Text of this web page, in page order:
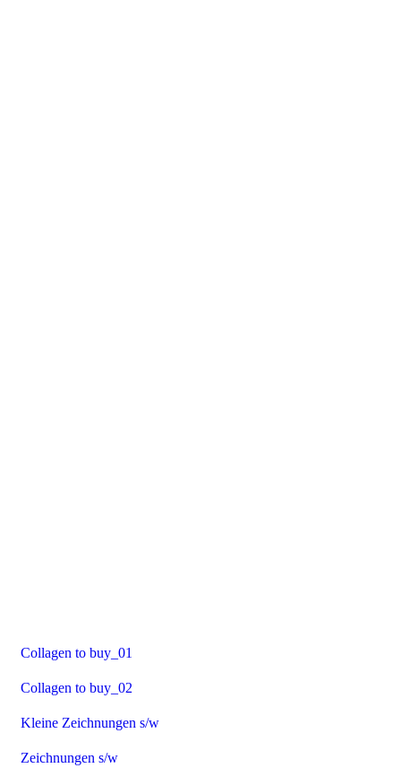
Collagen to buy_01
Collagen to buy_02
Kleine Zeichnungen s/w
Zeichnungen s/w